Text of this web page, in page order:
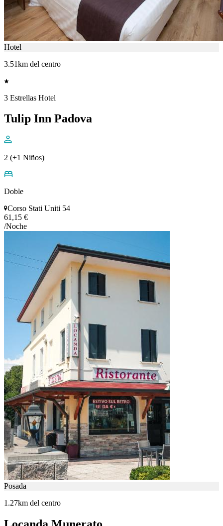
Hotel
3.51km del centro
3 Estrellas Hotel
Tulip Inn Padova
2 (+1 Niños)
Doble
Corso Stati Uniti 54
61,15 €
/Noche
Posada
1.27km del centro